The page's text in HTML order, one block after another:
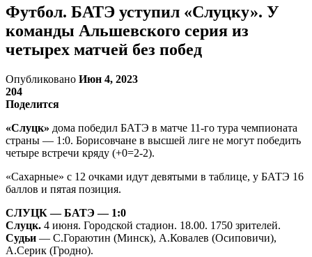
Футбол. БАТЭ уступил «Слуцку». У
команды Альшевского серия из
четырех матчей без побед
Опубликовано Июн 4, 2023
204
Поделится
«Слуцк» дома победил БАТЭ в матче 11-го тура чемпионата
страны — 1:0. Борисовчане в высшей лиге не могут победить
четыре встречи кряду (+0=2-2).
«Сахарные» с 12 очками идут девятыми в таблице, у БАТЭ 16
баллов и пятая позиция.
СЛУЦК — БАТЭ — 1:0
Слуцк. 4 июня. Городской стадион. 18.00. 1750 зрителей.
Судьи — С.Гораютин (Минск), А.Ковалев (Осиповичи),
А.Серик (Гродно).